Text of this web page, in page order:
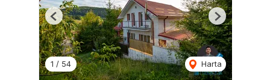
1 / 54 Harta
Previous Next